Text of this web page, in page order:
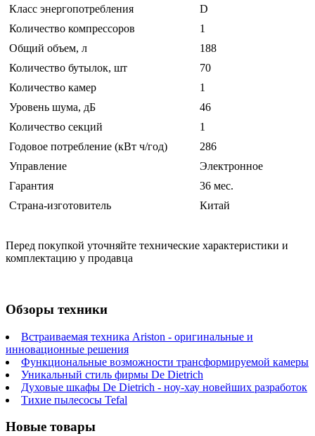
Класс энергопотребления
D
Количество компрессоров
1
Общий объем, л
188
Количество бутылок, шт
70
Количество камер
1
Уровень шума, дБ
46
Количество секций
1
Годовое потребление (кВт ч/год)
286
Управление
Электронное
Гарантия
36 мес.
Страна-изготовитель
Китай
Перед покупкой уточняйте технические характеристики и
комплектацию у продавца
Обзоры техники
Встраиваемая техника Ariston - оригинальные и
инновационные решения
Функциональные возможности трансформируемой камеры
Уникальный стиль фирмы De Dietrich
Духовые шкафы De Dietrich - ноу-хау новейших разработок
Тихие пылесосы Tefal
Новые товары